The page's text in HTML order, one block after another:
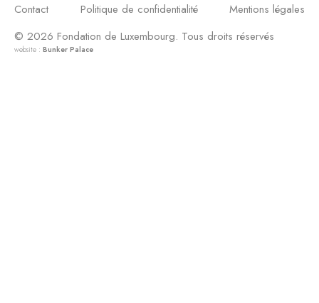
Contact Politique de confidentialité
Mentions légales
© 2026 Fondation de Luxembourg. Tous droits réservés
website : Bunker Palace